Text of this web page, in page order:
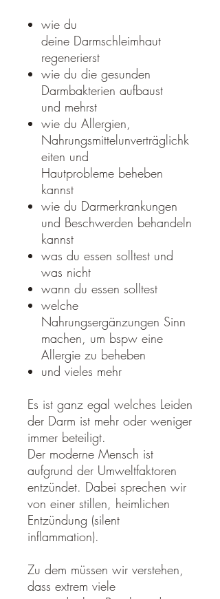
wie du
deine Darmschleimhaut
regenerierst
wie du die gesunden
Darmbakterien aufbaust
und mehrst
wie du Allergien,
Nahrungsmittelunverträglichk
eiten und
Hautprobleme beheben
kannst
wie du Darmerkrankungen
und Beschwerden behandeln
kannst
was du essen solltest und
was nicht
wann du essen solltest
welche
Nahrungsergänzungen Sinn
machen, um bspw eine
Allergie zu beheben
und vieles mehr
Es ist ganz egal welches Leiden
der Darm ist mehr oder weniger
immer beteiligt.
Der moderne Mensch ist
aufgrund der Umweltfaktoren
entzündet. Dabei sprechen wir
von einer stillen, heimlichen
Entzündung (silent
inflammation).
Zu dem müssen wir verstehen,
dass extrem viele